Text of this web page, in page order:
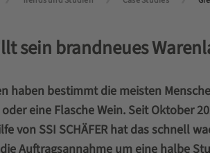
sein brandneues
haben bestimmt die meisten
eine Flasche Wein. Seit Oktober
von SSI SCHÄFER hat das schnell
Auftragsannahme um eine halbe